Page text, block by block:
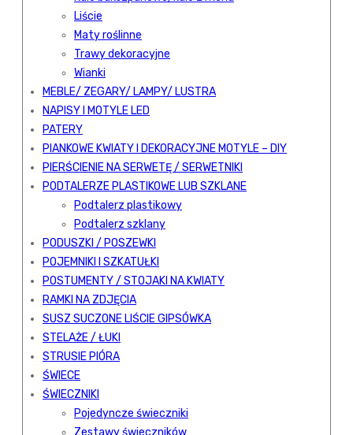
Liście
Maty roślinne
Trawy dekoracyjne
Wianki
MEBLE/ ZEGARY/ LAMPY/ LUSTRA
NAPISY I MOTYLE LED
PATERY
PIANKOWE KWIATY I DEKORACYJNE MOTYLE – DIY
PIERŚCIENIE NA SERWETĘ / SERWETNIKI
PODTALERZE PLASTIKOWE LUB SZKLANE
Podtalerz plastikowy
Podtalerz szklany
PODUSZKI / POSZEWKI
POJEMNIKI I SZKATUŁKI
POSTUMENTY / STOJAKI NA KWIATY
RAMKI NA ZDJĘCIA
SUSZ SUCZONE LIŚCIE GIPSÓWKA
STELAŻE / ŁUKI
STRUSIE PIÓRA
ŚWIECE
ŚWIECZNIKI
Pojedyncze świeczniki